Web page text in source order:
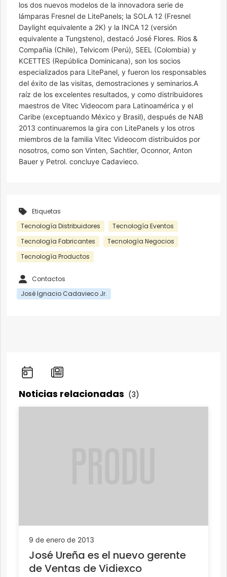
los dos nuevos modelos de la innovadora serie de
lámparas Fresnel de LitePanels; la SOLA 12 (Fresnel
Daylight equivalente a 2K) y la INCA 12 (versión
equivalente a Tungsteno), destacó José Flores. Rios &
Compañia (Chile), Telvicom (Perú), SEEL (Colombia) y
KCETTES (República Dominicana), son los socios
especializados para LitePanel, y fueron los responsables
del éxito de las visitas, demostraciones y seminarios.A
raíz de los excelentes resultados, y como distribuidores
maestros de Vitec Videocom para Latinoamérica y el
Caribe (exceptuando México y Brasil), después de NAB
2013 continuaremos la gira con LitePanels y los otros
miembros de la familia Vitec Videocom distribuidos por
nosotros, como son Vinten, Sachtler, Oconnor, Anton
Bauer y Petrol. concluye Cadavieco.
Etiquetas
Tecnología Distribuidores
Tecnología Eventos
Tecnología Fabricantes
Tecnología Negocios
Tecnología Productos
Contactos
José Ignacio Cadavieco Jr.
Noticias relacionadas (3)
9 de enero de 2013
José Ureña es el nuevo gerente
de Ventas de Vidiexco